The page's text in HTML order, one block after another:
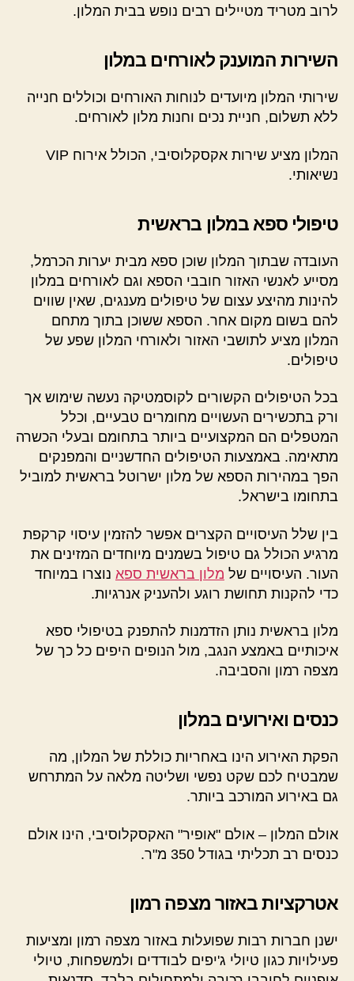
לרוב מטריד מטיילים רבים נופש בבית המלון.
השירות המוענק לאורחים במלון
שירותי המלון מיועדים לנוחות האורחים וכוללים חנייה
ללא תשלום, חניית נכים וחנות מלון לאורחים.
המלון מציע שירות אקסקלוסיבי, הכולל אירוח VIP
נשיאותי.
טיפולי ספא במלון בראשית
העובדה שבתוך המלון שוכן ספא מבית יערות הכרמל,
מסייע לאנשי האזור חובבי הספא וגם לאורחים במלון
להינות מהיצע עצום של טיפולים מענגים, שאין שווים
להם בשום מקום אחר. הספא ששוכן בתוך מתחם
המלון מציע לתושבי האזור ולאורחי המלון שפע של
טיפולים.
בכל הטיפולים הקשורים לקוסמטיקה נעשה שימוש אך
ורק בתכשירים העשויים מחומרים טבעיים, וכלל
המטפלים הם המקצועיים ביותר בתחומם ובעלי הכשרה
מתאימה. באמצעות הטיפולים החדשניים והמפנקים
הפך במהירות הספא של מלון ישרוטל בראשית למוביל
בתחומו בישראל.
בין שלל העיסויים הקצרים אפשר להזמין עיסוי קרקפת
מרגיע הכולל גם טיפול בשמנים מיוחדים המזינים את
העור. העיסויים של מלון בראשית ספא נוצרו במיוחד
כדי להקנות תחושת רוגע ולהעניק אנרגיות.
מלון בראשית נותן הזדמנות להתפנק בטיפולי ספא
איכותיים באמצע הנגב, מול הנופים היפים כל כך של
מצפה רמון והסביבה.
כנסים ואירועים במלון
הפקת האירוע הינו באחריות כוללת של המלון, מה
שמבטיח לכם שקט נפשי ושליטה מלאה על המתרחש
גם באירוע המורכב ביותר.
אולם המלון – אולם "אופיר" האקסקלוסיבי, הינו אולם
כנסים רב תכליתי בגודל 350 מ"ר.
אטרקציות באזור מצפה רמון
ישנן חברות רבות שפועלות באזור מצפה רמון ומציעות
פעילויות כגון טיולי ג'יפים לבודדים ולמשפחות, טיולי